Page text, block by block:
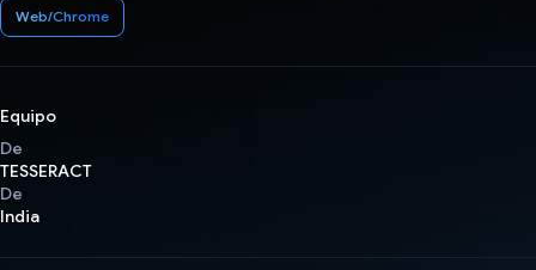
Web/Chrome
Equipo
De
TESSERACT
De
India